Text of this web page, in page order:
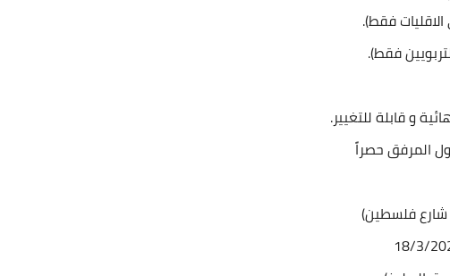
فقط).
فقط).
و قابلة للتغيير.
المرفق حصراً